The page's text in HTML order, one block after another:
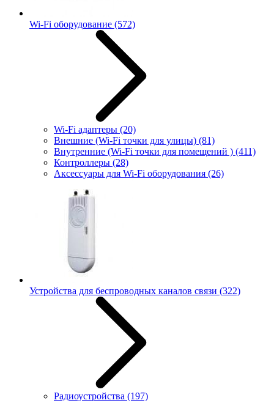
Wi-Fi оборудование (572)
Wi-Fi адаптеры (20)
Внешние (Wi-Fi точки для улицы) (81)
Внутренние (Wi-Fi точки для помещений ) (411)
Контроллеры (28)
Аксессуары для Wi-Fi оборудования (26)
Устройства для беспроводных каналов связи (322)
Радиоустройства (197)